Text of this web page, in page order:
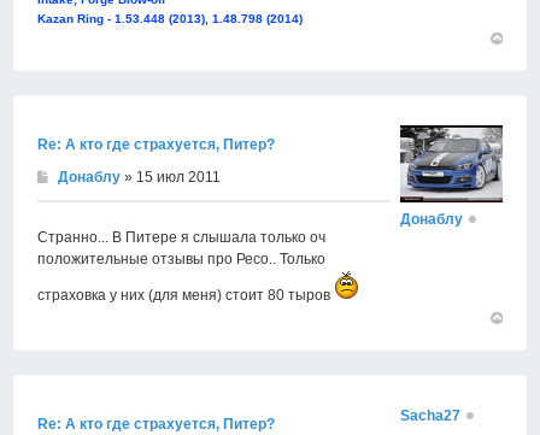
Kazan Ring - 1.53.448 (2013), 1.48.798 (2014)
Re: А кто где страхуется, Питер?
Донаблу » 15 июл 2011
Странно... В Питере я слышала только оч
положительные отзывы про Ресо.. Только
страховка у них (для меня) стоит 80 тыров
Донаблу
Re: А кто где страхуется, Питер? Sacha27